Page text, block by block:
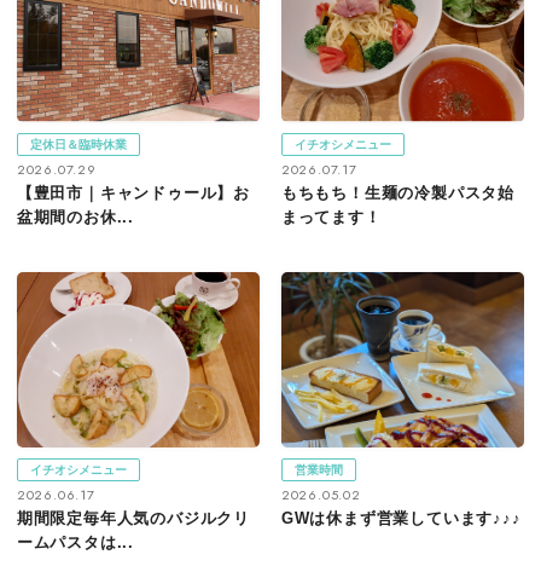
定休日＆臨時休業
2026.07.29
【豊田市｜キャンドゥール】お
盆期間のお休...
イチオシメニュー
2026.07.17
もちもち！生麺の冷製パスタ始
まってます！
イチオシメニュー
2026.06.17
期間限定毎年人気のバジルクリ
ームパスタは...
営業時間
2026.05.02
GWは休まず営業しています♪♪♪